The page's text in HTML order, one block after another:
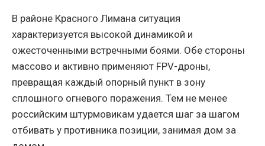
В районе Красного Лимана ситуация
характеризуется высокой динамикой и
ожесточенными встречными боями. Обе стороны
массово и активно применяют FPV-дроны,
превращая каждый опорный пункт в зону
сплошного огневого поражения. Тем не менее
российским штурмовикам удается шаг за шагом
отбивать у противника позиции, занимая дом за